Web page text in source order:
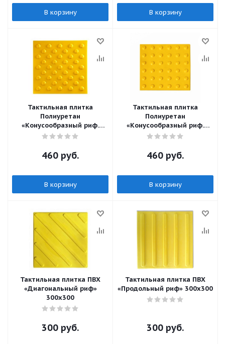
В корзину В корзину
Тактильная плитка
Полиуретан
«Конусообразный риф.
шахматный порядок»
460 руб.
В корзину
Тактильная плитка
Полиуретан
«Конусообразный риф.
линейный порядок»
460 руб.
В корзину
Тактильная плитка ПВХ
«Диагональный риф»
300х300
300 руб.
Тактильная плитка ПВХ
«Продольный риф» 300х300
300 руб.